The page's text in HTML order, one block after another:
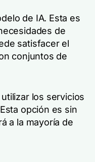
de IA. Esta es
de
satisfacer el
conjuntos de
los servicios
opción es sin
a la mayoría de